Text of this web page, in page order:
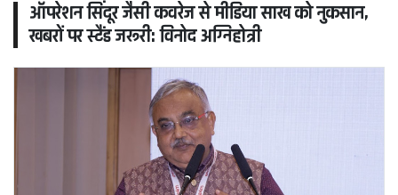
ऑपरेशन सिंदूर जैसी कवरेज से मीडिया साख को नुकसान,
खबरों पर स्टैंड जरूरी: विनोद अग्निहोत्री